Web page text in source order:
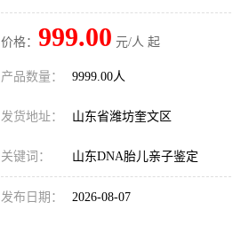
价格： 999.00 元/人 起
产品数量： 9999.00人
发货地址： 山东省潍坊奎文区
关键词： 山东DNA胎儿亲子鉴定
发布日期： 2026-08-07